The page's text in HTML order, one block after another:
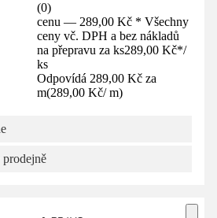
(0)
cenu — 289,00 Kč * Všechny
ceny vč. DPH a bez nákladů
na přepravu za ks289,00 Kč*/
ks
Odpovídá 289,00 Kč za
m(289,00 Kč/ m)